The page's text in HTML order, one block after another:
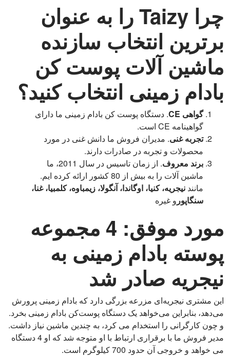
چرا Taizy را به عنوان
برترین انتخاب سازنده
ماشین آلات پوست کن
بادام زمینی انتخاب کنید؟
گواهی CE
. دستگاه پوست کن بادام زمینی ما دارای
گواهینامه CE است.
تجربه غنی. مدیران فروش ما دانش غنی در مورد
محصولات و تجربه در صادرات دارند.
برند معروف
. از زمان تاسیس در سال 2011، ما
ماشین آلات را به بیش از 80 کشور ارائه کرده ایم.
مانند نیجریه، کنیا، اوگاندا، آنگولا، زیمباوه، کلمبیا، غنا،
سنگاپور و غیره
مورد موفق: 4 مجموعه
پوسته بادام زمینی به
نیجریه صادر شد
این مشتری نیجریه‌ای مزرعه بزرگی دارد که بادام زمینی پرورش
می‌دهد، بنابراین می‌خواهد یک دستگاه پوست‌کن بادام زمینی بخرد.
و چون کارگرانی را استخدام می کرد، به چندین ماشین نیاز داشت.
مدیر فروش ما با برقراری ارتباط با او متوجه شد که او 4 دستگاه
می خواهد و خروجی آن حدود 700 کیلوگرم است.